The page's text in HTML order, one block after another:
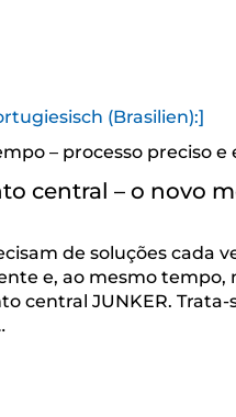
– processo preciso
central – o novo
de soluções cada
e, ao mesmo tempo,
central JUNKER.